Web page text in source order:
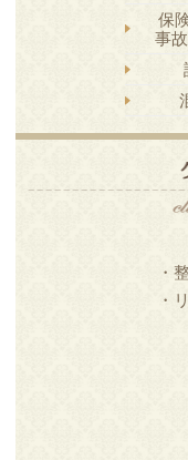
保
事
・
・